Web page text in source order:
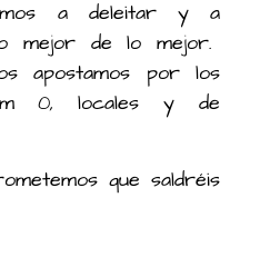
a deleitar y a
mejor de lo mejor.
apostamos por los
0, locales y de
que saldréis